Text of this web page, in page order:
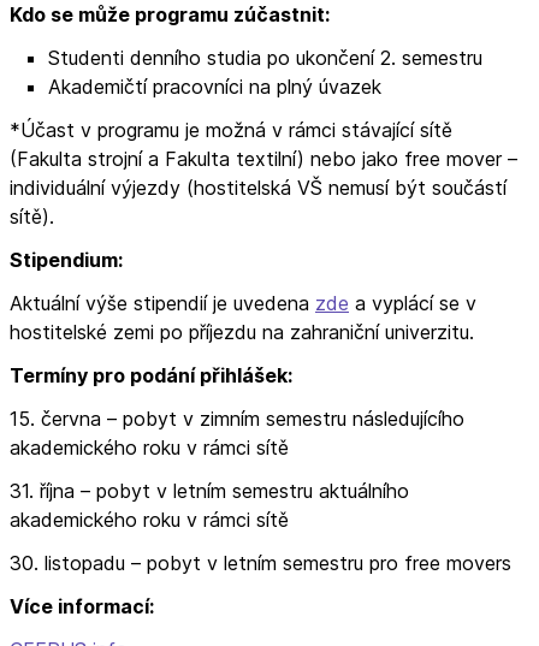
Kdo se může programu zúčastnit:
Studenti denního studia po ukončení 2. semestru
Akademičtí pracovníci na plný úvazek
*Účast v programu je možná v rámci stávající sítě
(Fakulta strojní a Fakulta textilní) nebo jako free mover –
individuální výjezdy (hostitelská VŠ nemusí být součástí
sítě).
Stipendium:
Aktuální výše stipendií je uvedena zde a vyplácí se v
hostitelské zemi po příjezdu na zahraniční univerzitu.
Termíny pro podání přihlášek:
15. června – pobyt v zimním semestru následujícího
akademického roku v rámci sítě
31. října – pobyt v letním semestru aktuálního
akademického roku v rámci sítě
30. listopadu – pobyt v letním semestru pro free movers
Více informací: